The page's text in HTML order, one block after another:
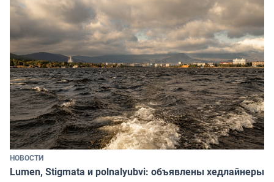
НОВОСТИ
Lumen, Stigmata и polnalyubvi: объявлены хедлайнеры